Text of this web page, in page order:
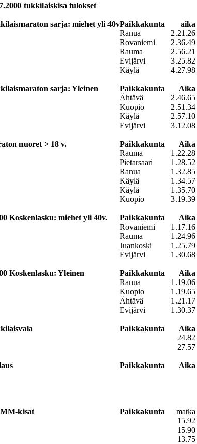
tukkilaiskisa tulokset
sarja: miehet yli 40vPaikkakunta
aika
Ranua
2.21.26
Rovaniemi
2.36.49
Rauma
2.56.21
Evijärvi
3.25.82
Käylä 4.27.98
sarja: Yleinen Paikkakunta
Aika
Ähtävä
2.46.65
Kuopio
2.51.34
Käylä
2.57.10
Evijärvi 3.12.08
nuoret > 18 v. Paikkakunta
Aika
Rauma
1.22.28
Pietarsaari
1.28.52
Ranua
1.32.85
Käylä
1.34.57
Käylä
1.35.70
Kuopio 3.19.39
Koskenlasku: miehet yli 40v. Paikkakunta
Aika
Rovaniemi
1.17.16
Rauma
1.24.96
Juankoski
1.25.79
Evijärvi 1.30.68
Koskenlasku: Yleinen Paikkakunta
Aika
Ranua
1.19.06
Kuopio
1.19.65
Ähtävä
1.21.17
Evijärvi 1.30.37
Paikkakunta
Aika
24.82
27.57
Paikkakunta
Aika
MM-kisat Paikkakunta
matka
15.92
15.90
13.75